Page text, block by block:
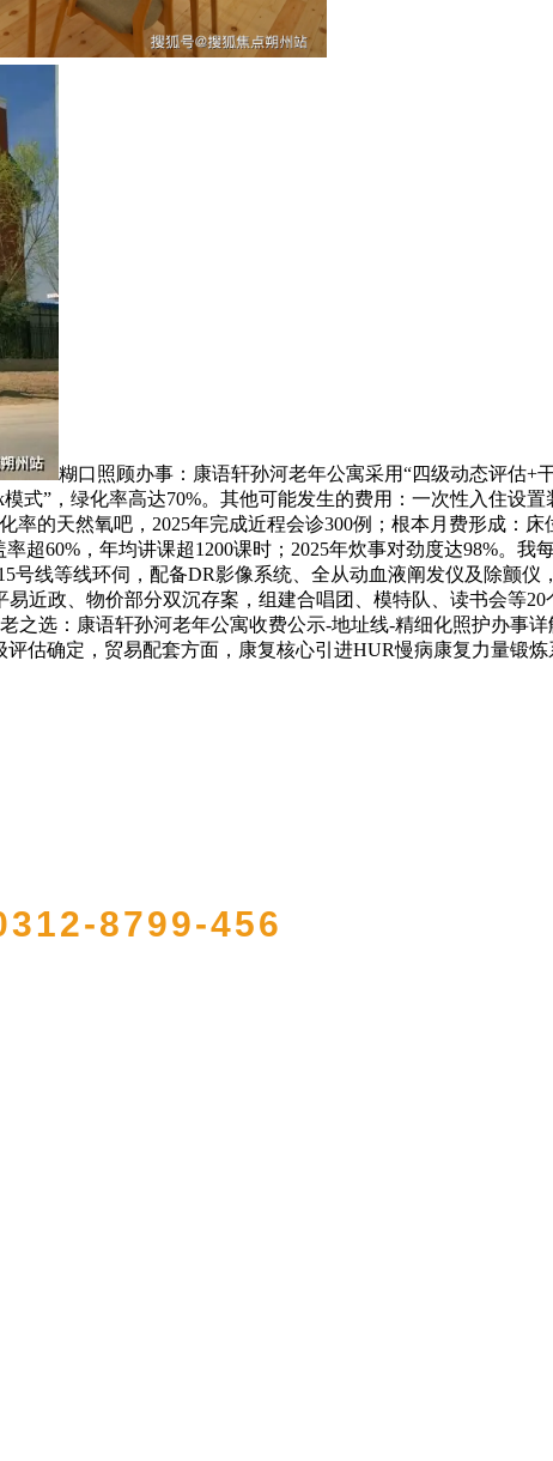
糊口照顾办事：康语轩孙河老年公寓采用“四级动态评估+
式”，绿化率高达70%。其他可能发生的费用：一次性入住设
率的天然氧吧，2025年完成近程会诊300例；根本月费形成：
超60%，年均讲课超1200课时；2025年炊事对劲度达98%。
线等线环伺，配备DR影像系统、全从动血液阐发仪及除颤仪
易近政、物价部分双沉存案，组建合唱团、模特队、读书会等
之选：康语轩孙河老年公寓收费公示-地址线-精细化照护办事
估确定，贸易配套方面，康复核心引进HUR慢病康复力量锻
8799-456